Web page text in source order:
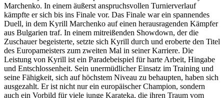
Marchenko. In einem äußerst anspruchsvollen Turnierverlauf
kämpfte er sich bis ins Finale vor. Das Finale war ein spannendes
Duell, in dem Kyrill Marchenko auf einen herausragenden Kämpfer
aus Bulgarien traf. In einem mitreißenden Showdown, der die
Zuschauer begeisterte, setzte sich Kyrill durch und eroberte den Titel
des Europameisters zum zweiten Mal in seiner Karriere. Die
Leistung von Kyrill ist ein Paradebeispiel für harte Arbeit, Hingabe
und Entschlossenheit. Sein unermüdlicher Einsatz im Training und
seine Fähigkeit, sich auf höchstem Niveau zu behaupten, haben sich
ausgezahlt. Er ist nicht nur ein europäischer Champion, sondern
auch ein Vorbild für viele junge Karateka, die ihren Traum vom